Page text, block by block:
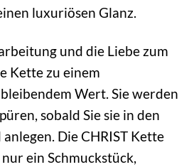
luxuriösen Glanz.
und die Liebe zum
Kette zu einem
Wert. Sie werden
sobald Sie sie in den
Die CHRIST Kette
ein Schmuckstück,